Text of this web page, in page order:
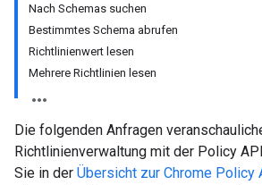
Nach Schemas suchen
Bestimmtes Schema abrufen
Richtlinienwert lesen
Mehrere Richtlinien lesen
Die folgenden Anfragen
Richtlinienverwaltung mit der Policy
Sie in der Übersicht zur Chrome Policy